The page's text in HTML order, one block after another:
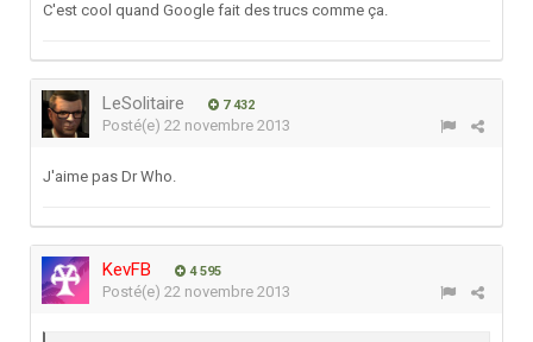
C'est cool quand Google fait des trucs comme ça.
LeSolitaire 7 432
Posté(e) 22 novembre 2013
J'aime pas Dr Who.
KevFB 4 595
Posté(e) 22 novembre 2013